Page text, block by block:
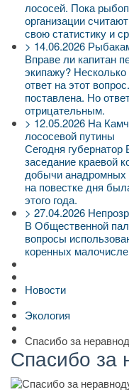
лососей. Пока
организации
свою статистику и
> 14.06.2026
Вправе ли капитан
экипажу?
ответ на этот
поставлена. Но
отрицательным.
> 12.05.2026 На
лососевой путины
Сегодня
заседание краевой
добычи
на повестке дня
этого года.
> 27.04.2026
В Общественной
вопросы
коренных
Новости
Экология
Спасибо за
Спасибо за